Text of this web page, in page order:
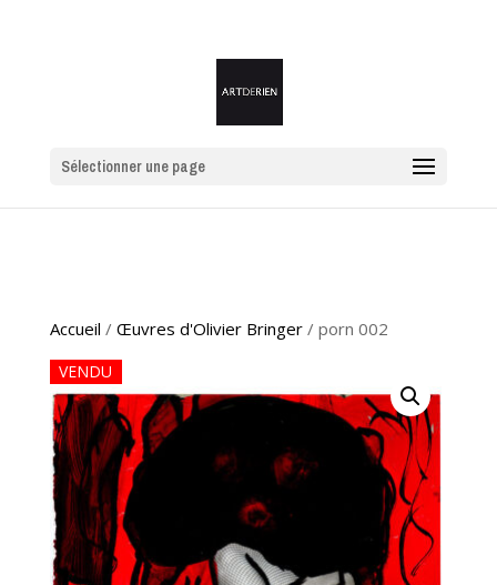
Sélectionner une page
Accueil / Œuvres d'Olivier Bringer/ porn 002
VENDU